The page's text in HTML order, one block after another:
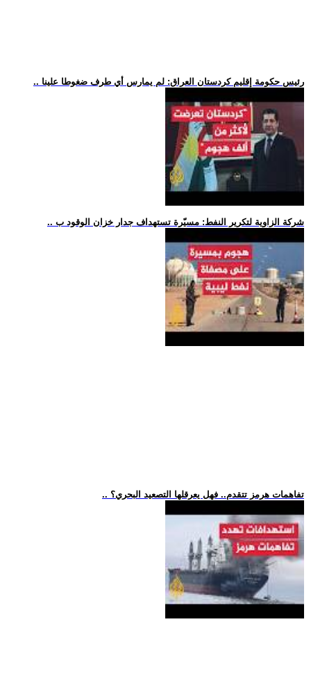
.. رئيس حكومة إقليم كردستان العراق: لم يمارس أي طرف ضغوطا علينا
.. شركة الزاوية لتكرير النفط: مسيّرة تستهداف جدار خزان الوقود ب
.. تفاهمات هرمز تتقدم.. فهل يعرقلها التصعيد البحري؟